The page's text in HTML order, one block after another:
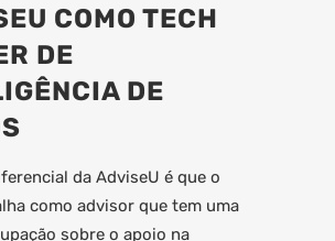
COMO TECH
DE
DE
da AdviseU é que o
como advisor que tem uma
sobre o apoio na